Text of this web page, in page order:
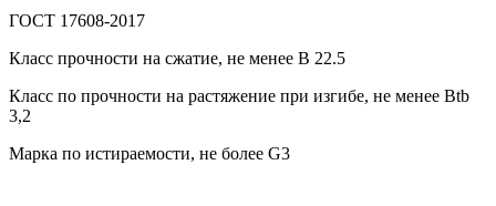
ГОСТ 17608-2017
Класс прочности на сжатие, не менее В 22.5
Класс по прочности на растяжение при изгибе, не менее Вtb
3,2
Марка по истираемости, не более G3